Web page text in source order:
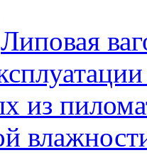
Липовая